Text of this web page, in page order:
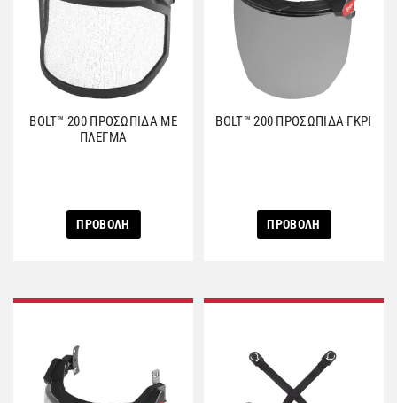
BOLT™ 200 ΠΡΟΣΩΠΙΔΑ ΜΕ
ΠΛΕΓΜΑ
ΠΡΟΒΟΛΗ
BOLT™ 200 ΠΡΟΣΩΠΙΔΑ ΓΚΡΙ
ΠΡΟΒΟΛΗ